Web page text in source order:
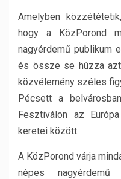
Amelyben
hogy a KözPorond
nagyérdemű publikum
és össze se húzza
közvélemény széles
Pécsett a
Fesztiválon az
keretei között.
A KözPorond várja
népes nagyérdemű